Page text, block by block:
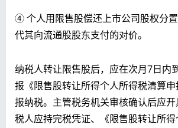
④ 个人用限售股偿还上市公司股权分
代其向流通股股东支付的对价。
纳税人转让限售股后，应在次月7日内
报《限售股转让所得个人所得税清算
报纳税。主管税务机关审核确认后应
税人应持完税凭证、《限售股转让所